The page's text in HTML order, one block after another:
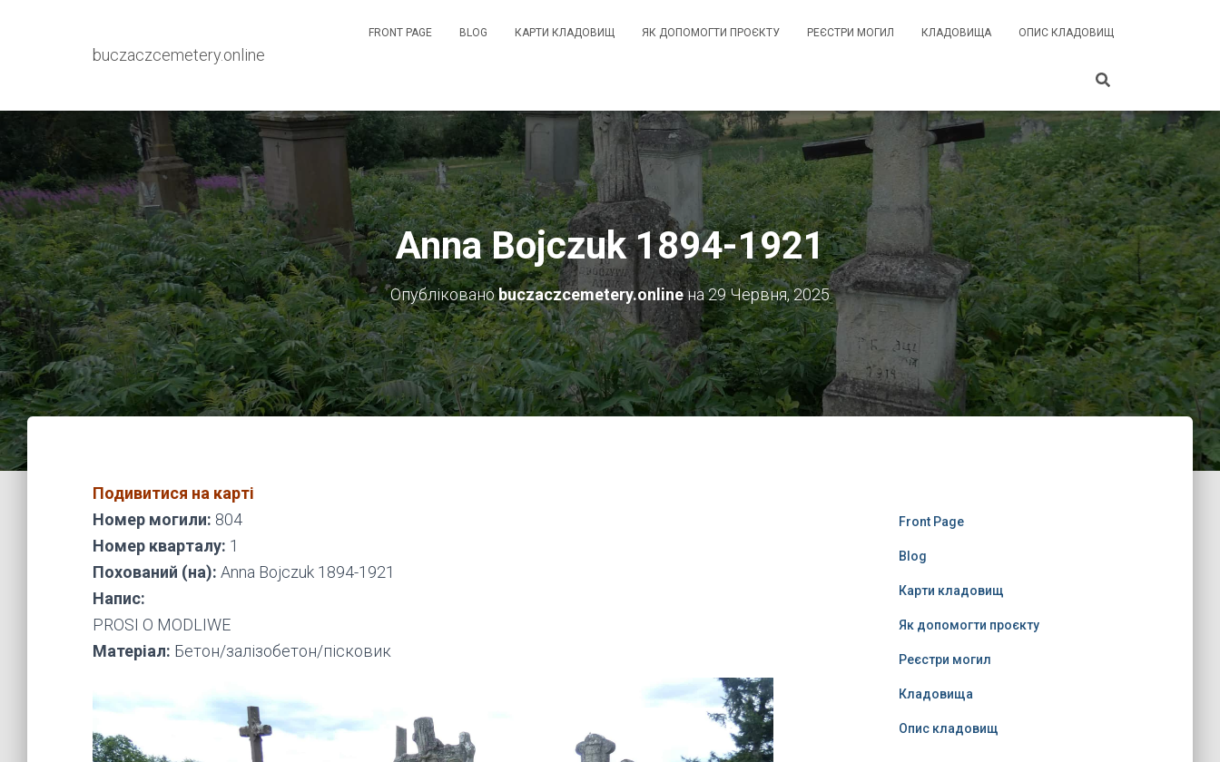
buczaczcemetery.online
FRONT PAGE BLOG КАРТИ КЛАДОВИЩ ЯК ДОПОМОГТИ ПРОЄКТУ РЕЄСТРИ МОГИЛ КЛАДОВИЩА ОПИС КЛАДОВИЩ
Anna Bojczuk 1894-1921
Опублікованоbuczaczcemetery.onlineна29 Червня, 2025
Подивитися на карті
Номер могили: 804
Номер кварталу: 1
Похований (на): Anna Bojczuk 1894-1921
Напис:
PROSI O MODLIWE
Матеріал: Бетон/залізобетон/пісковик
Front Page
Blog
Карти кладовищ
Як допомогти проєкту
Реєстри могил
Кладовища
Опис кладовищ